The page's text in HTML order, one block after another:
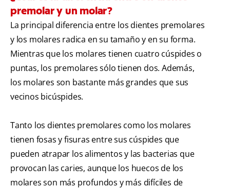
premolar y un molar?
La principal diferencia entre los dientes premolares
y los molares radica en su tamaño y en su forma.
Mientras que los molares tienen cuatro cúspides o
puntas, los premolares sólo tienen dos. Además,
los molares son bastante más grandes que sus
vecinos bicúspides.
Tanto los dientes premolares como los molares
tienen fosas y fisuras entre sus cúspides que
pueden atrapar los alimentos y las bacterias que
provocan las caries, aunque los huecos de los
molares son más profundos y más difíciles de